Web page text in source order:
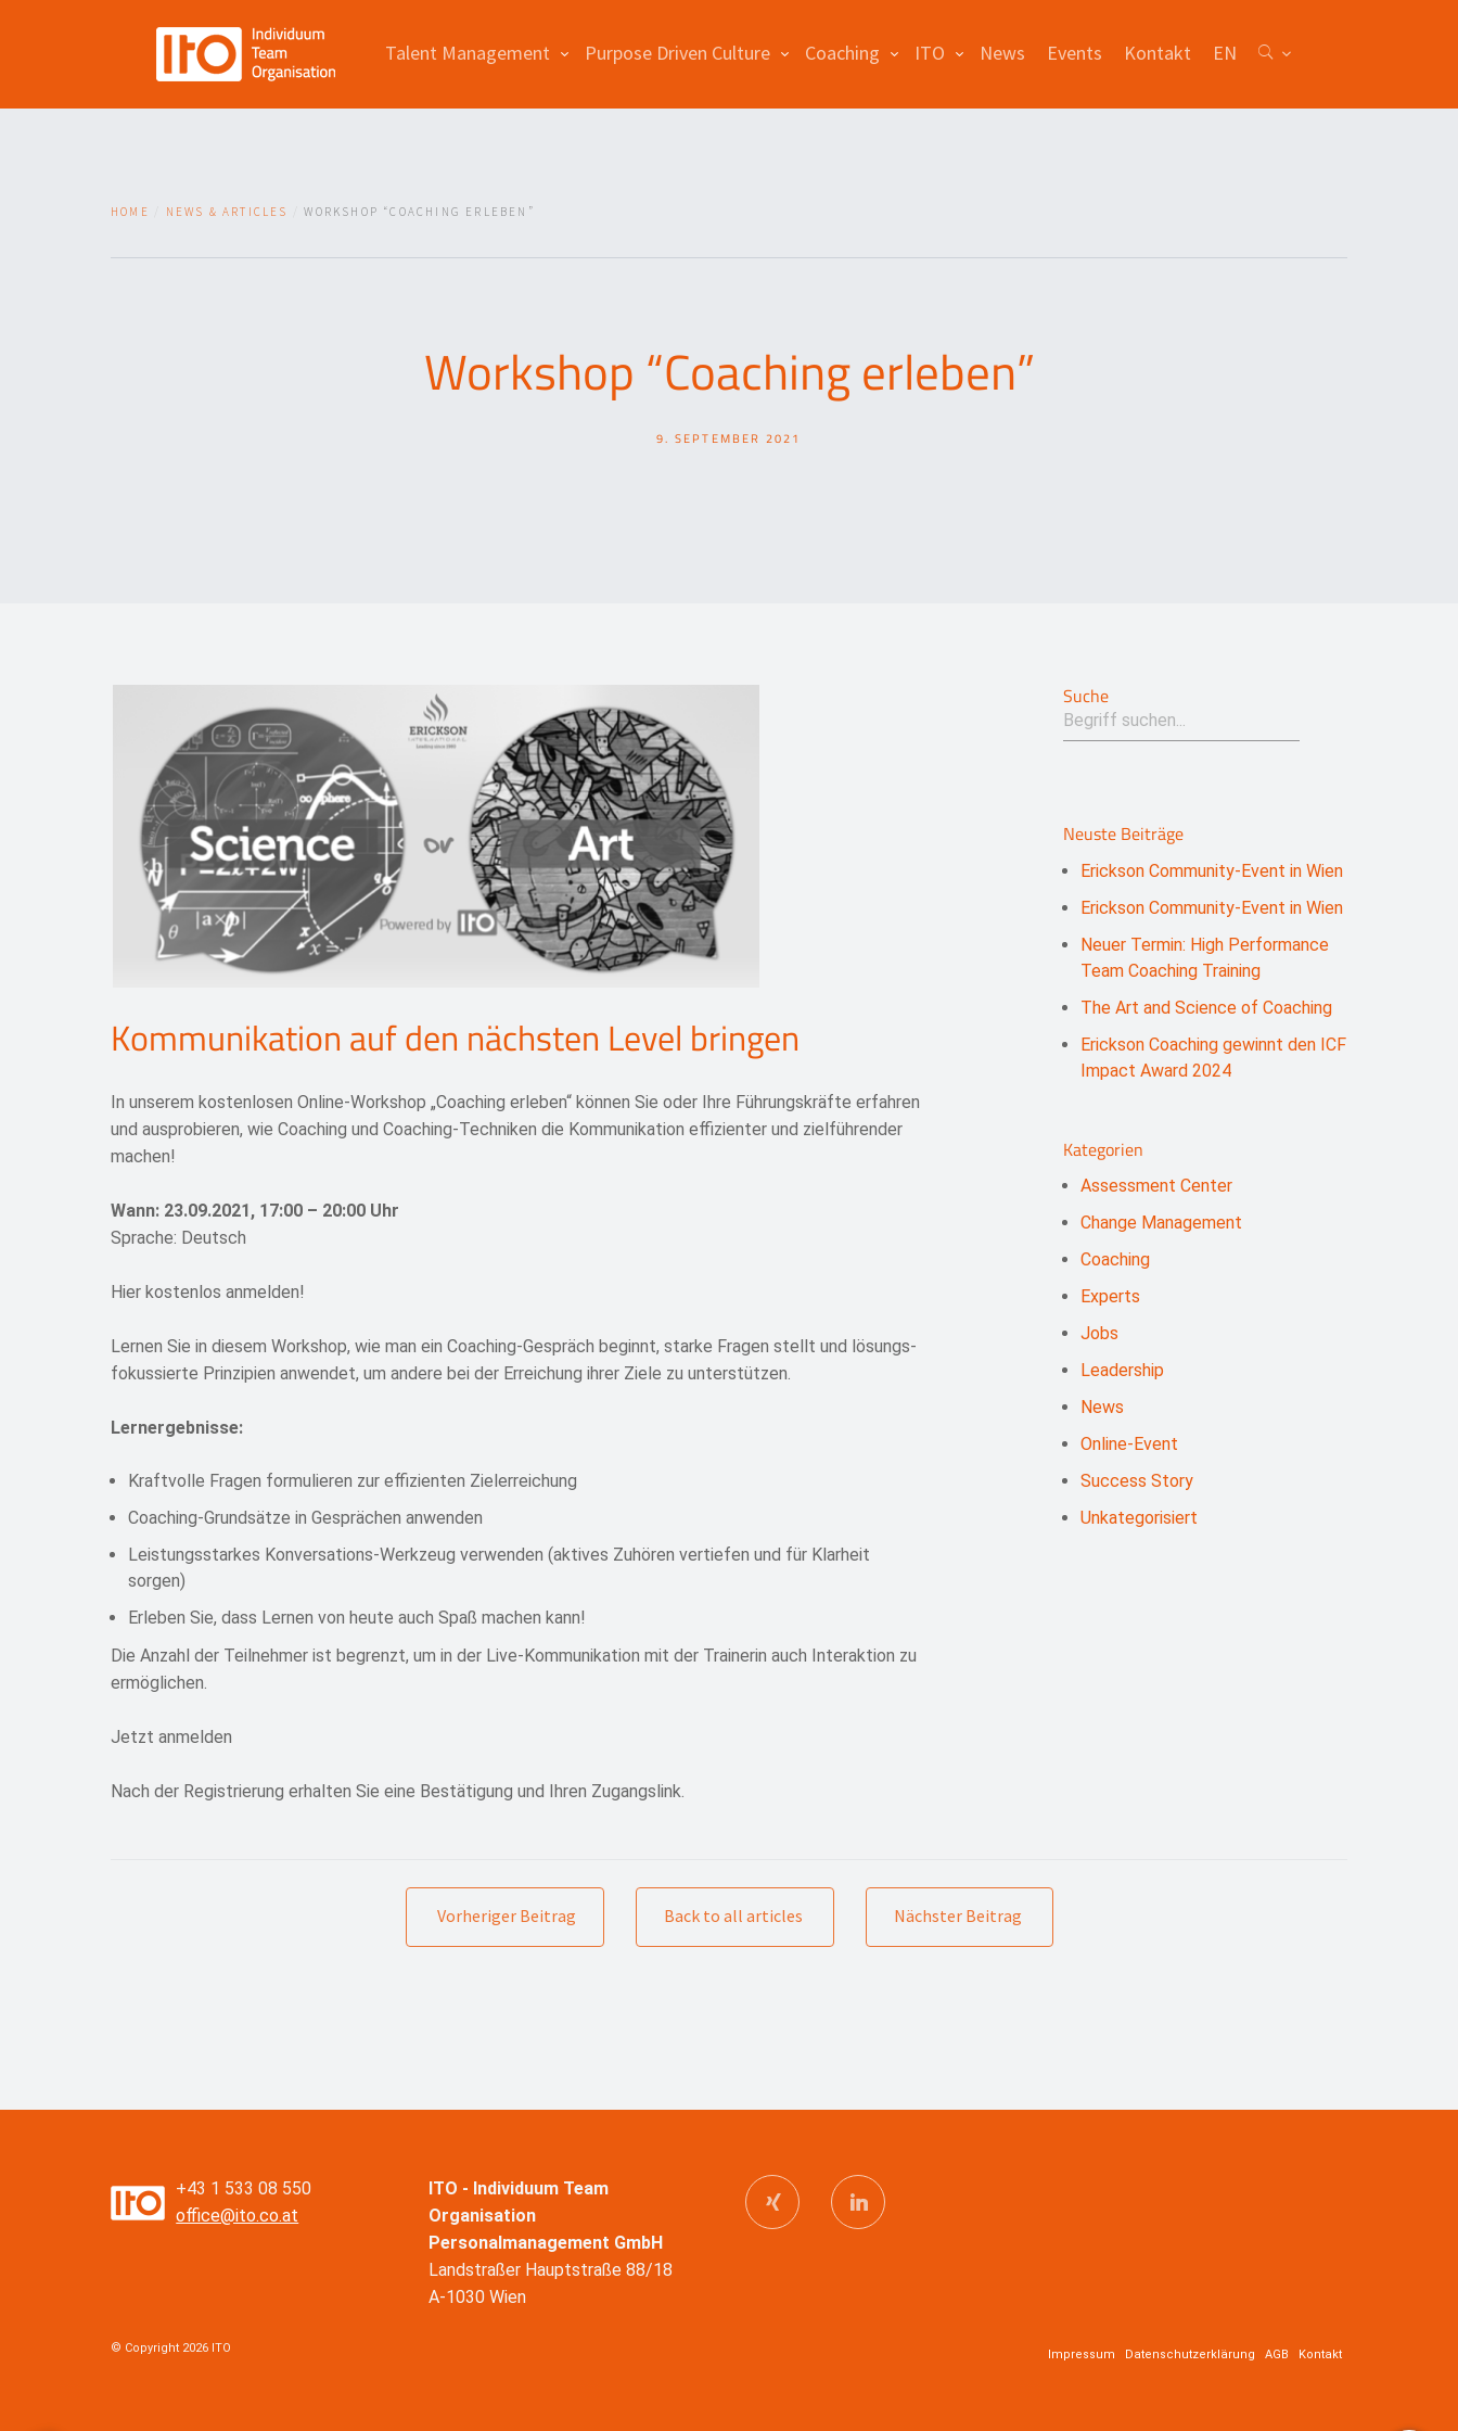
Talent Management Purpose Driven Culture Coaching ITO News Events Kontakt EN
HOME NEWS & ARTICLES WORKSHOP “COACHING ERLEBEN”
Workshop “Coaching erleben”
9. SEPTEMBER 2021
Kommunikation auf den nächsten Level bringen
In unserem kostenlosen Online-Workshop „Coaching erleben“ können Sie oder Ihre Führungskräfte erfahren
und ausprobieren, wie Coaching und Coaching-Techniken die Kommunikation effizienter und zielführender
machen!
Wann: 23.09.2021, 17:00 – 20:00 Uhr
Sprache: Deutsch
Hier kostenlos anmelden!
Lernen Sie in diesem Workshop, wie man ein Coaching-Gespräch beginnt, starke Fragen stellt und lösungs-
fokussierte Prinzipien anwendet, um andere bei der Erreichung ihrer Ziele zu unterstützen.
Lernergebnisse:
Kraftvolle Fragen formulieren zur effizienten Zielerreichung
Coaching-Grundsätze in Gesprächen anwenden
Leistungsstarkes Konversations-Werkzeug verwenden (aktives Zuhören vertiefen und für Klarheit
sorgen)
Erleben Sie, dass Lernen von heute auch Spaß machen kann!
Die Anzahl der Teilnehmer ist begrenzt, um in der Live-Kommunikation mit der Trainerin auch Interaktion zu
ermöglichen.
Jetzt anmelden
Nach der Registrierung erhalten Sie eine Bestätigung und Ihren Zugangslink.
Suche
Neuste Beiträge
Erickson Community-Event in Wien
Erickson Community-Event in Wien
Neuer Termin: High Performance
Team Coaching Training
The Art and Science of Coaching
Erickson Coaching gewinnt den ICF
Impact Award 2024
Kategorien
Assessment Center
Change Management
Coaching
Experts
Jobs
Leadership
News
Online-Event
Success Story
Unkategorisiert
Vorheriger Beitrag Back to all articles Nächster Beitrag
+43 1 533 08 550
office@ito.co.at
ITO - Individuum Team
Organisation
Personalmanagement GmbH
Landstraßer Hauptstraße 88/18
A-1030 Wien
© Copyright 2026 ITO Impressum Datenschutzerklärung AGB Kontakt